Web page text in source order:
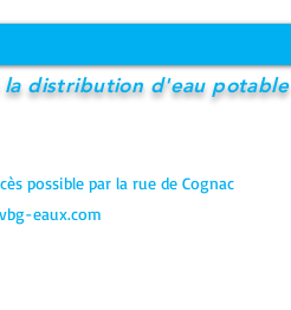
la distribution d'eau potable
possible par la rue de Cognac
eaux.com